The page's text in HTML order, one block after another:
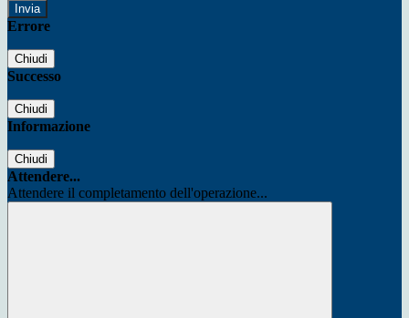
Errore
Chiudi
Successo
Chiudi
Informazione
Chiudi
Attendere...
Attendere il completamento dell'operazione...